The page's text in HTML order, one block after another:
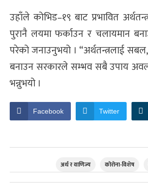
उहाँले कोभिड–१९ बाट प्रभावित
पुरानै लयमा फर्काउन र चलायमान
परेको जनाउनुभयो । “अर्थतन्त्रलाई
बनाउन सरकारले सम्भव सबै उपाय
भन्नुभयो ।
Facebook Twitter
अर्थ र वाणिज्य कोरोना-विशेष